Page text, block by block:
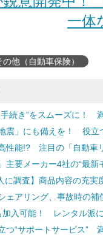
一体
の他（自動車保険）
手続き”をスムーズに！
地震」にも備えを！ 役立
性能!? 注目の「自動車
主要メーカー4社の“最
に調査】商品内容の充
ェアリング、事故時の
加入可能！ レンタル派に
つ“サポートサービス”